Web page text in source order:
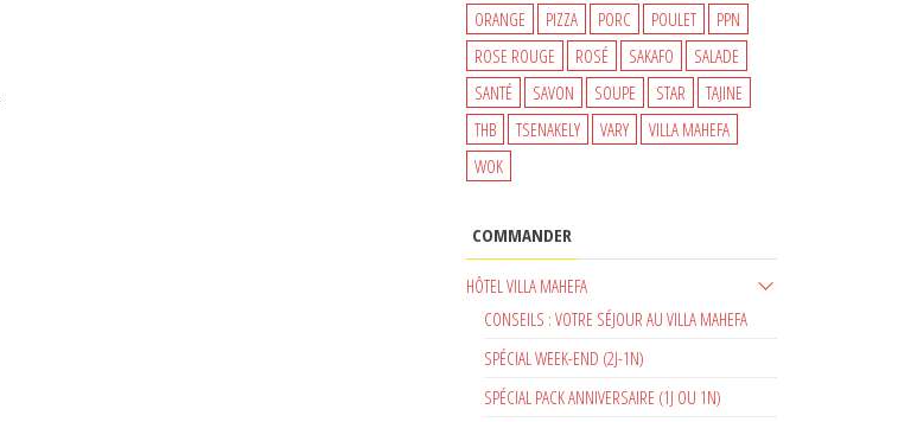
ORANGE
PIZZA PORC POULET
PPN
ROSE ROUGE
ROSÉ SAKAFO
SALADE
SANTÉ
SAVON SOUPE STAR
TAJINE
THB
TSENAKELY VARY
VILLA MAHEFA
WOK
COMMANDER
HÔTEL VILLA MAHEFA
CONSEILS : VOTRE SÉJOUR AU VILLA MAHEFA
SPÉCIAL WEEK-END (2J-1N)
SPÉCIAL PACK ANNIVERSAIRE (1J OU 1N)